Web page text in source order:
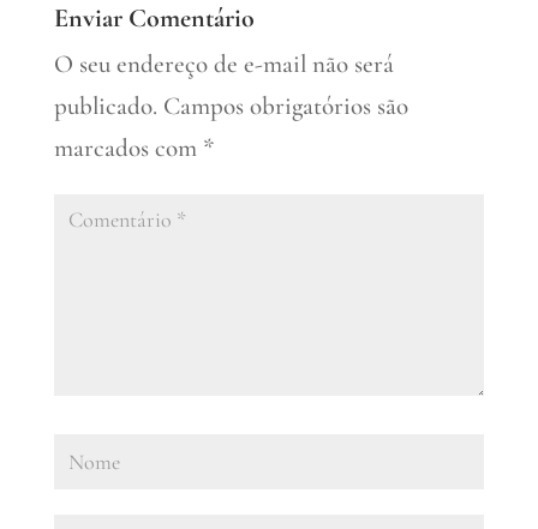
Enviar Comentário
O seu endereço de e-mail não será
publicado. Campos obrigatórios são
marcados com *